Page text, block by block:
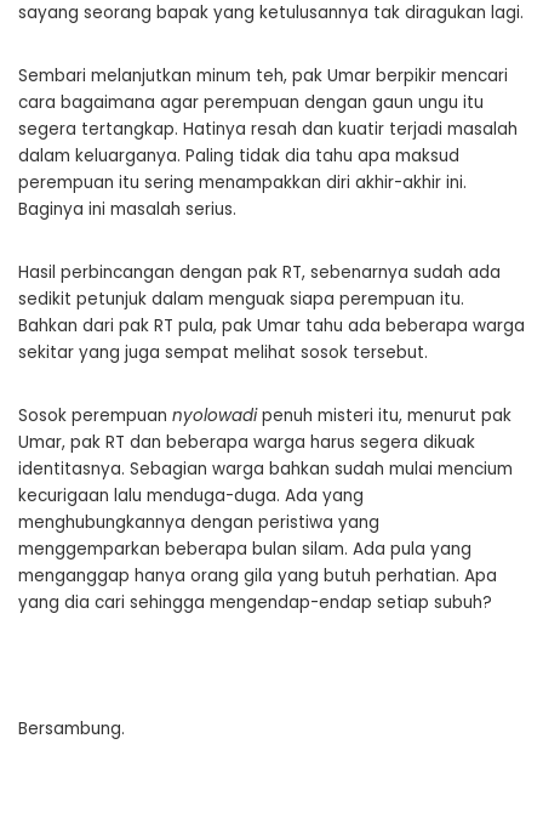
sayang seorang bapak yang ketulusannya tak diragukan lagi.
Sembari melanjutkan minum teh, pak Umar berpikir mencari
cara bagaimana agar perempuan dengan gaun ungu itu
segera tertangkap. Hatinya resah dan kuatir terjadi masalah
dalam keluarganya. Paling tidak dia tahu apa maksud
perempuan itu sering menampakkan diri akhir-akhir ini.
Baginya ini masalah serius.
Hasil perbincangan dengan pak RT, sebenarnya sudah ada
sedikit petunjuk dalam menguak siapa perempuan itu.
Bahkan dari pak RT pula, pak Umar tahu ada beberapa warga
sekitar yang juga sempat melihat sosok tersebut.
Sosok perempuan nyolowadipenuh misteri itu, menurut pak
Umar, pak RT dan beberapa warga harus segera dikuak
identitasnya. Sebagian warga bahkan sudah mulai mencium
kecurigaan lalu menduga-duga. Ada yang
menghubungkannya dengan peristiwa yang
menggemparkan beberapa bulan silam. Ada pula yang
menganggap hanya orang gila yang butuh perhatian. Apa
yang dia cari sehingga mengendap-endap setiap subuh?
Bersambung.